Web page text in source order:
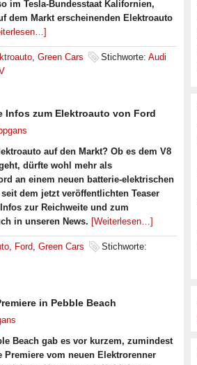
im Tesla-Bundesstaat Kalifornien,
dem Markt erscheinenden Elektroauto
, Green Cars Stichworte: Audi
Infos zum Elektroauto von Ford
auf den Markt? Ob es dem V8
dürfte wohl mehr als
an einem neuen batterie-elektrischen
dem jetzt veröffentlichten Teaser
zur Reichweite und zum
in unseren News. [Weiterlesen…]
, Ford, Green Cars
Stichworte:
in Pebble Beach
Beach gab es vor kurzem, zumindest
vom neuen Elektrorenner